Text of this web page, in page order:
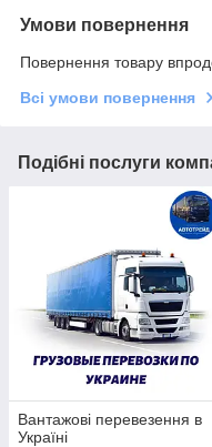
Умови повернення
Повернення товару
Всі умови повернення
Подібні послуги
Вантажові перевезення в
Україні